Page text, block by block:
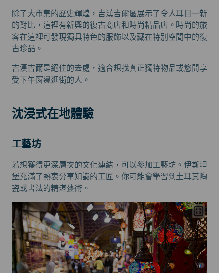
除了大市集的歷史輝煌，吉漢吉爾區展示了令人耳目一新
的對比，這裡有新興的復古商店和時尚精品店。時尚的旅
客在這裡可發現獨具特色的服飾以及藏在特別空間中的復
古珍品。
吉漢吉爾是絕佳的去處，適合想找真正獨特物品或悠閒享
受下午窗邊逛街的人。
沈浸式在地體驗
工藝坊
若想獲得更深層次的文化連結，可以參加工藝坊。伊斯坦
堡充滿了熱衷分享知識的工匠。你可能會學習到土耳其陶
瓷或書法的精湛藝術。